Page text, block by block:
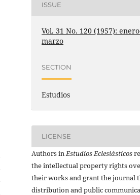
ISSUE
Vol. 31 No. 120 (1957):
marzo
SECTION
Estudios
LICENSE
Authors inEstudios Eclesiásticos
the intellectual property rights
their works and grant the journal
distribution and public